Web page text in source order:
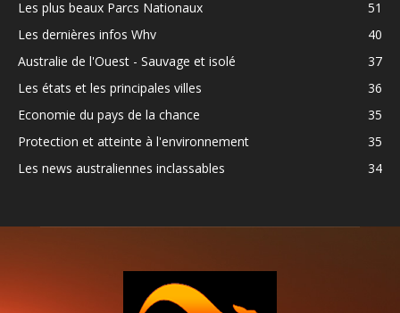
Les plus beaux Parcs Nationaux
51
Les dernières infos Whv
40
Australie de l'Ouest - Sauvage et isolé
37
Les états et les principales villes
36
Economie du pays de la chance
35
Protection et atteinte à l'environnement
35
Les news australiennes inclassables
34